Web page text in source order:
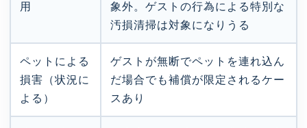
用
象外。ゲストの行為による特別な
汚損清掃は対象になりうる
ペットによる
損害（状況に
よる）
ゲストが無断でペットを連れ込ん
だ場合でも補償が限定されるケー
スあり